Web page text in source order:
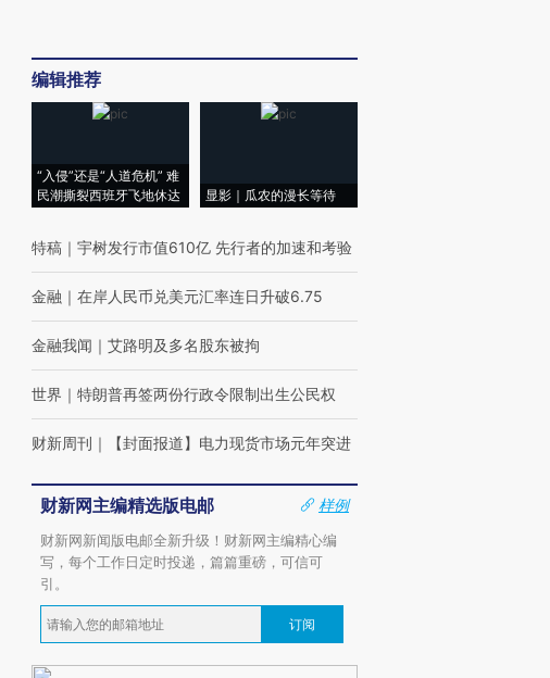
编辑推荐
“入侵”还是“人道危机” 难
民潮撕裂西班牙飞地休达
显影｜瓜农的漫长等待
特稿 ｜ 宇树发行市值610亿 先行者的加速和考验
金融 ｜ 在岸人民币兑美元汇率连日升破6.75
金融我闻 ｜ 艾路明及多名股东被拘
世界 ｜ 特朗普再签两份行政令限制出生公民权
财新周刊 ｜ 【封面报道】电力现货市场元年突进
财新网主编精选版电邮
样例
财新网新闻版电邮全新升级！财新网主编精心编
写，每个工作日定时投递，篇篇重磅，可信可
引。
订阅